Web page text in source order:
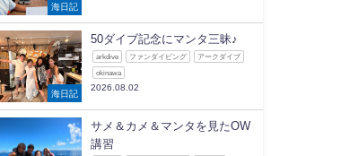
海日記
海日記
50ダイブ記念にマンタ三昧♪
arkdive ファンダイビング アークダイブ
okinawa
2026.08.02
サメ＆カメ＆マンタを見たOW
講習